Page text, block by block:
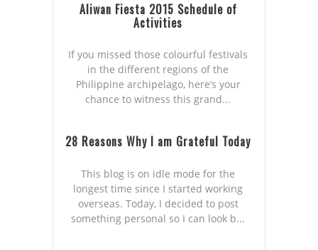
Aliwan Fiesta 2015 Schedule of
Activities
If you missed those colourful festivals
in the different regions of the
Philippine archipelago, here’s your
chance to witness this grand...
28 Reasons Why I am Grateful Today
This blog is on idle mode for the
longest time since I started working
overseas. Today, I decided to post
something personal so I can look b...